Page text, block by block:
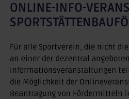
ONLINE-INFO-
Für alle Sportverein, die nicht
an einer der dezentral
Informationsveranstaltungen
die Möglichkeit der
Beantragung von Fördermitteln